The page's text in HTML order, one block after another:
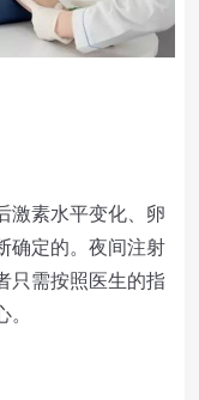
素水平变化、卵
确定的。夜间注射
只需按照医生的指